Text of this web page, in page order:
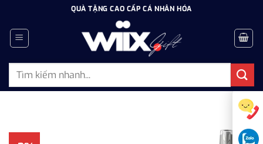
dung
QUÀ TẶNG CAO CẤP CÁ NHÂN HÓA
Tìm